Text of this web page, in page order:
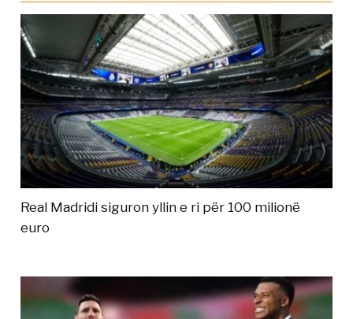
Real Madridi siguron yllin e ri për 100 milionë
euro